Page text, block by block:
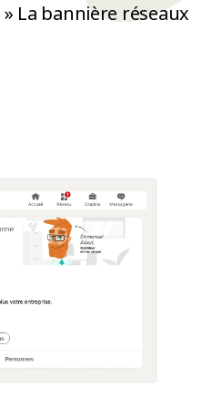
» La bannière réseaux